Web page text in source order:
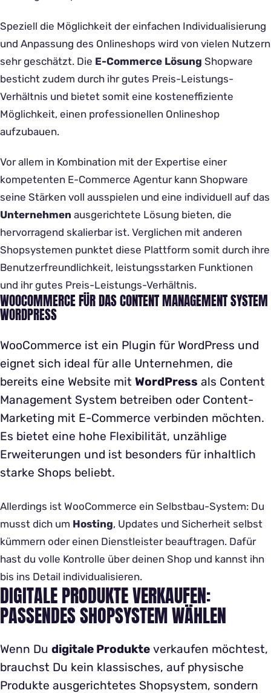
Speziell die Möglichkeit der einfachen Individualisierung
und Anpassung des Onlineshops wird von vielen Nutzern
sehr geschätzt. Die E-Commerce Lösung Shopware
besticht zudem durch ihr gutes Preis-Leistungs-
Verhältnis und bietet somit eine kosteneffiziente
Möglichkeit, einen professionellen Onlineshop
aufzubauen.
Vor allem in Kombination mit der Expertise einer
kompetenten E-Commerce Agentur kann Shopware
seine Stärken voll ausspielen und eine individuell auf das
Unternehmen ausgerichtete Lösung bieten, die
hervorragend skalierbar ist. Verglichen mit anderen
Shopsystemen punktet diese Plattform somit durch ihre
Benutzerfreundlichkeit, leistungsstarken Funktionen
und ihr gutes Preis-Leistungs-Verhältnis.
WOOCOMMERCE FÜR DAS CONTENT MANAGEMENT SYSTEM
WORDPRESS
WooCommerce ist ein Plugin für WordPress und
eignet sich ideal für alle Unternehmen, die
bereits eine Website mit WordPress als Content
Management System betreiben oder Content-
Marketing mit E-Commerce verbinden möchten.
Es bietet eine hohe Flexibilität, unzählige
Erweiterungen und ist besonders für inhaltlich
starke Shops beliebt.
Allerdings ist WooCommerce ein Selbstbau-System: Du
musst dich um Hosting, Updates und Sicherheit selbst
kümmern oder einen Dienstleister beauftragen. Dafür
hast du volle Kontrolle über deinen Shop und kannst ihn
bis ins Detail individualisieren.
DIGITALE PRODUKTE VERKAUFEN:
PASSENDES SHOPSYSTEM WÄHLEN
Wenn Du digitale Produkte verkaufen möchtest,
brauchst Du kein klassisches, auf physische
Produkte ausgerichtetes Shopsystem, sondern